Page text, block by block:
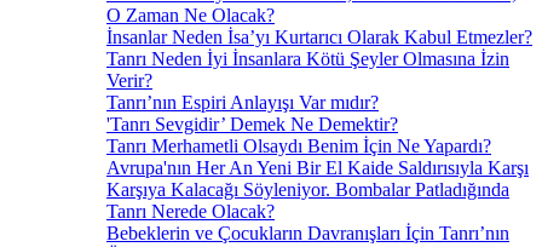
O Zaman Ne Olacak?
İnsanlar Neden İsa’yı Kurtarıcı Olarak Kabul Etmezler?
Tanrı Neden İyi İnsanlara Kötü Şeyler Olmasına İzin
Verir?
Tanrı’nın Espiri Anlayışı Var mıdır?
'Tanrı Sevgidir’ Demek Ne Demektir?
Tanrı Merhametli Olsaydı Benim İçin Ne Yapardı?
Avrupa'nın Her An Yeni Bir El Kaide Saldırısıyla Karşı
Karşıya Kalacağı Söyleniyor. Bombalar Patladığında
Tanrı Nerede Olacak?
Bebeklerin ve Çocukların Davranışları İçin Tanrı’nın